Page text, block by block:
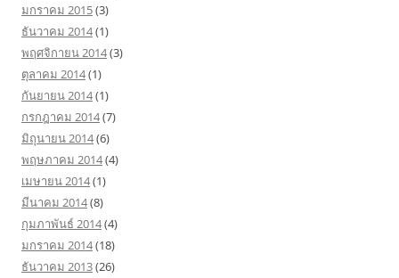
มกราคม 2015(3)
ธันวาคม 2014(1)
พฤศจิกายน 2014(3)
ตุลาคม 2014(1)
กันยายน 2014(1)
กรกฎาคม 2014(7)
มิถุนายน 2014(6)
พฤษภาคม 2014(4)
เมษายน 2014(1)
มีนาคม 2014(8)
กุมภาพันธ์ 2014(4)
มกราคม 2014(18)
ธันวาคม 2013(26)